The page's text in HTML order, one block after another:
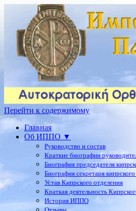
Перейти к содержимому
Главная
Об ИППО ▼
Руководство и состав
Краткие биографии
Биография председателя
Биография секретаря
Устав Кипрского отделения
Краткая деятельность
История ИППО